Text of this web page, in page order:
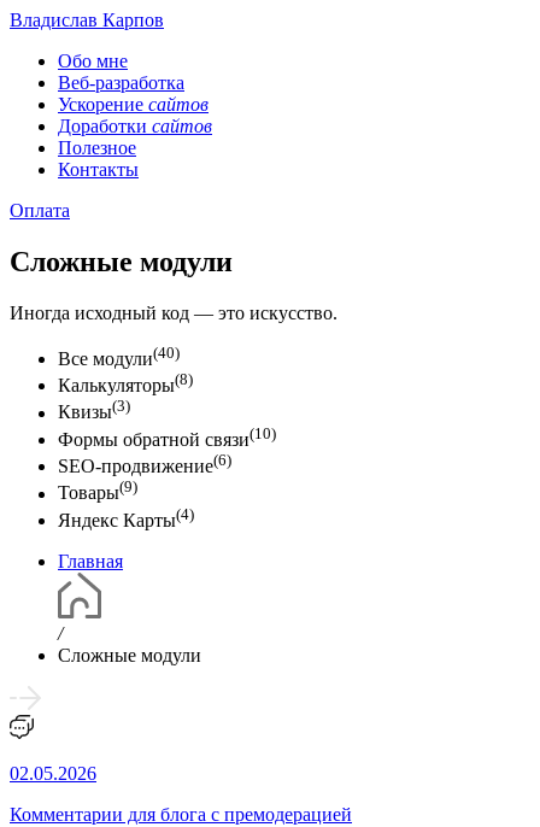
Владислав Карпов
Обо мне
Веб-разработка
Ускорение сайтов
Доработки сайтов
Полезное
Контакты
Оплата
Сложные модули
Иногда исходный код — это искусство.
Все модули(40)
Калькуляторы(8)
Квизы(3)
Формы обратной связи(10)
SEO-продвижение(6)
Товары(9)
Яндекс Карты(4)
Главная
/
Сложные модули
02.05.2026
Комментарии для блога с премодерацией